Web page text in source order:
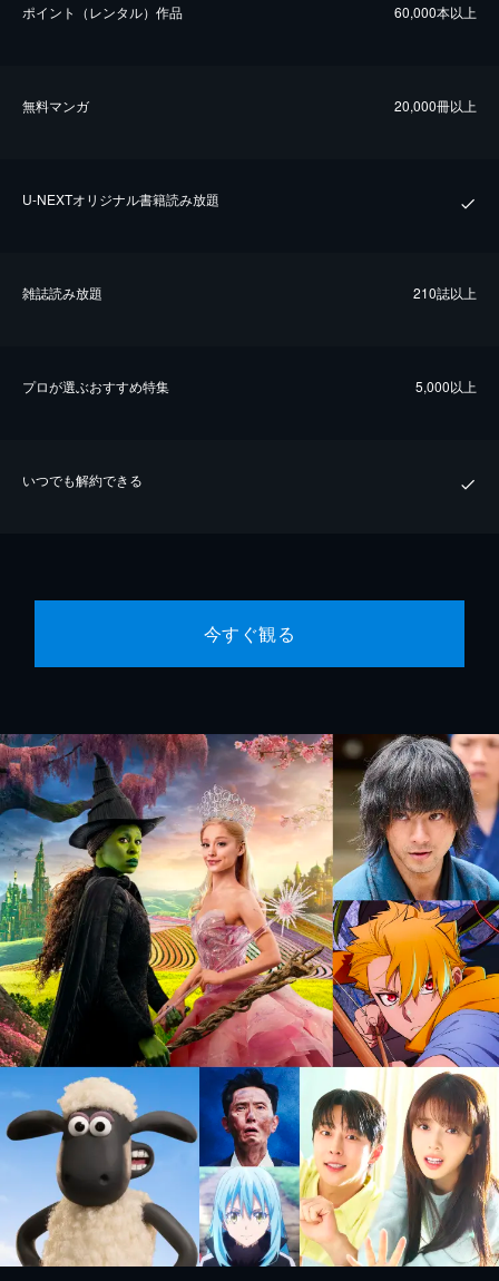
ポイント（レンタル）作品 60,000本以上
無料マンガ 20,000冊以上
U-NEXTオリジナル書籍読み放題
雑誌読み放題 210誌以上
プロが選ぶおすすめ特集 5,000以上
いつでも解約できる
今すぐ観る